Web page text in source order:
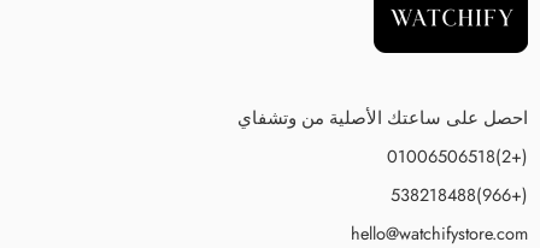
احصل على ساعتك الأصلية من وتشفاي
(+2)01006506518
(+966)538218488
hello@watchifystore.com